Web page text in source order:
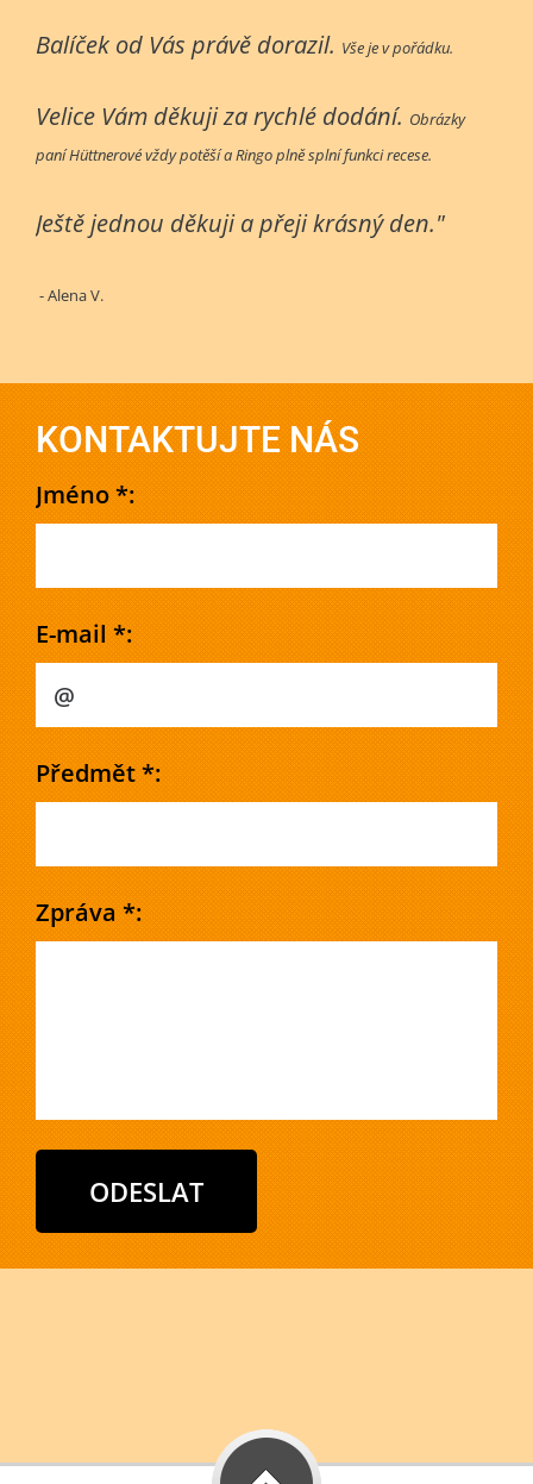
Balíček od Vás právě dorazil. Vše je v pořádku.
Velice Vám děkuji za rychlé dodání. Obrázky
paní Hüttnerové vždy potěší a Ringo plně splní funkci recese.
Ještě jednou děkuji a přeji krásný den."
- Alena V.
KONTAKTUJTE NÁS
Jméno *:
E-mail *:
Předmět *:
Zpráva *: